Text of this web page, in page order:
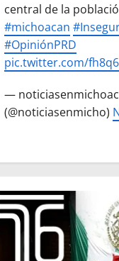
central de la
#michoacan
#OpiniónPRD
pic.twitter.com/
—
(@noticiasenmicho)